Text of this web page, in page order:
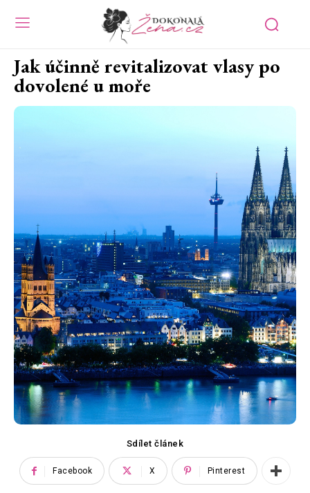
Jak účinně revitalizovat vlasy po
dovolené u moře
Sdílet článek
Facebook X Pinterest